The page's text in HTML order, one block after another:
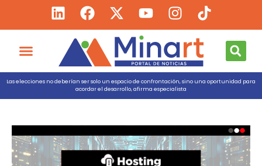
Las elecciones no deberían ser solo un espacio de confrontación, sino una oportunidad para
acordar el desarrollo, afirma especialista